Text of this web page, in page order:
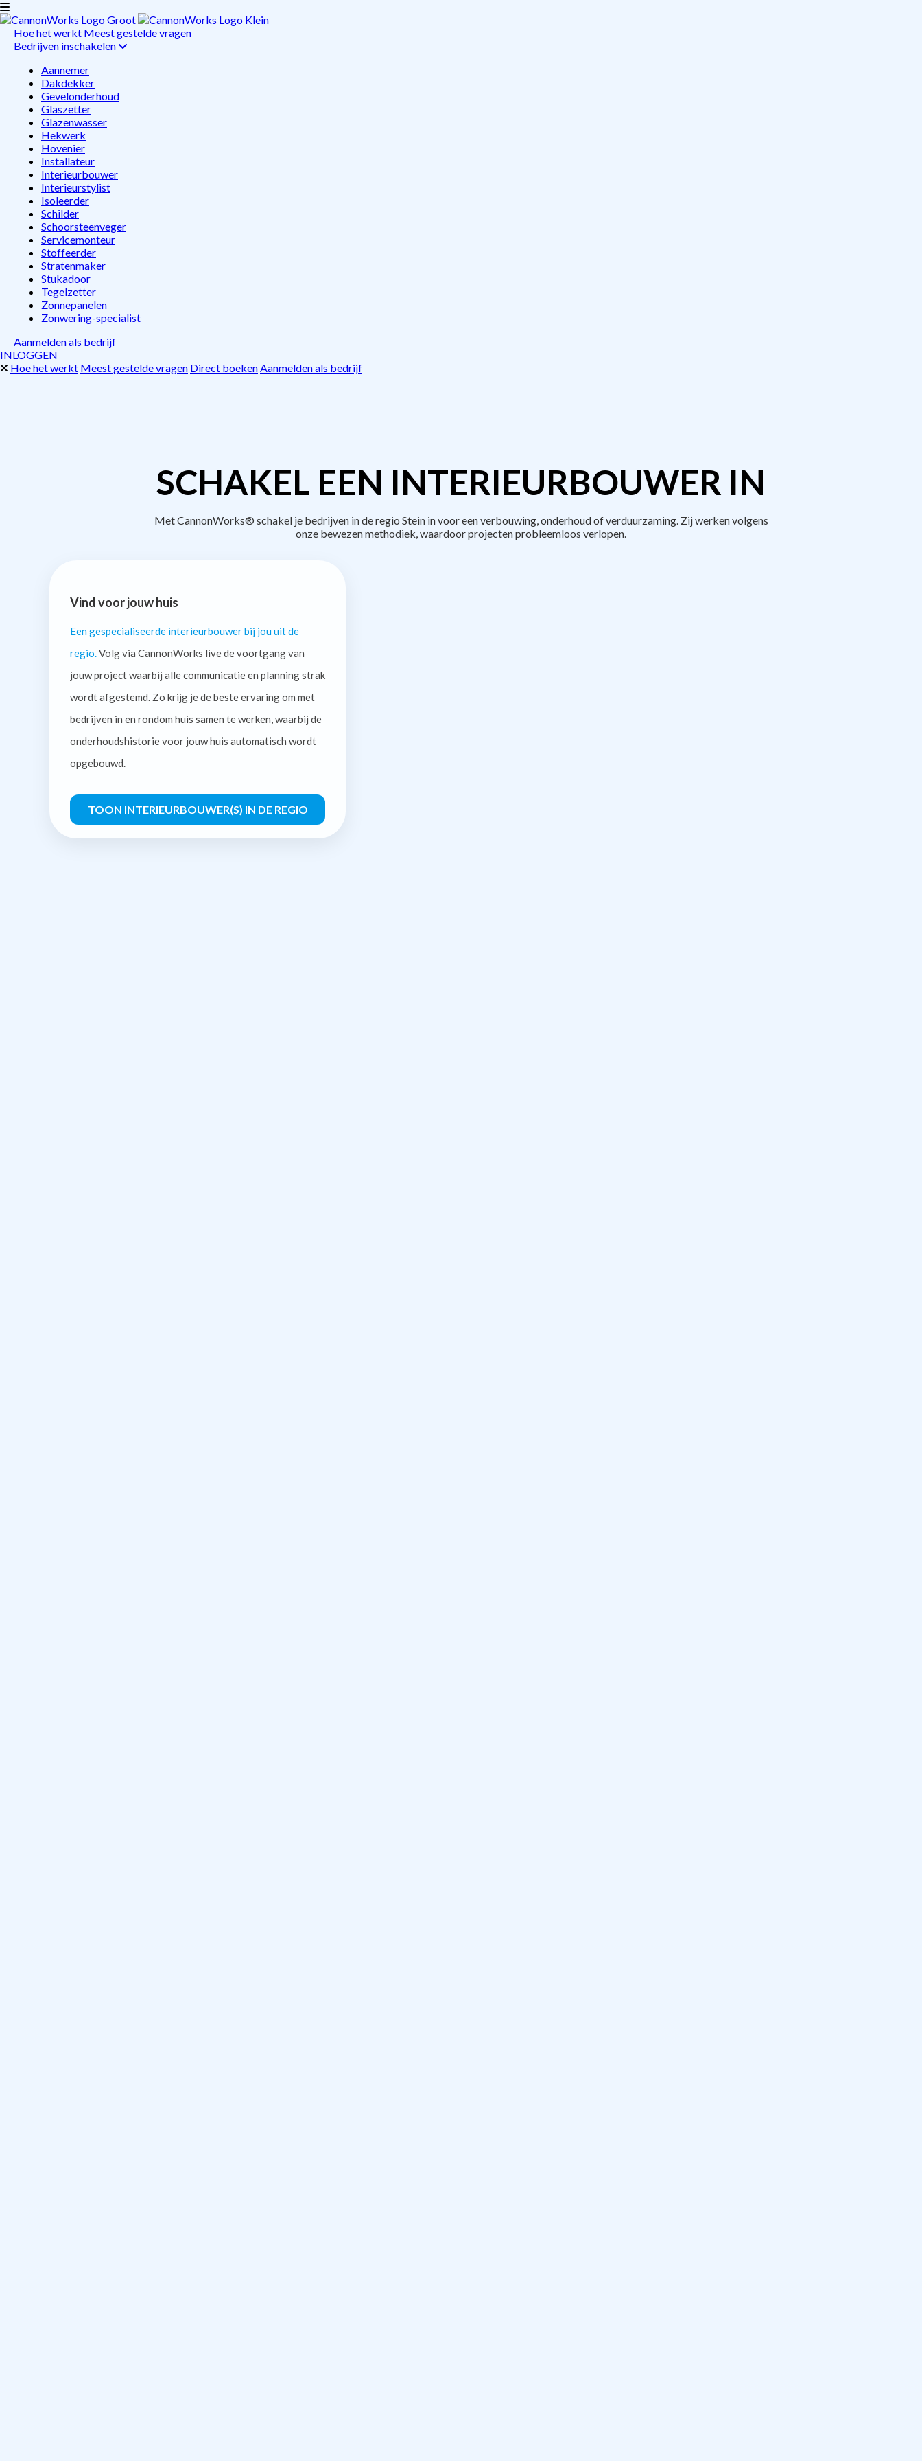
Hoe het werkt Meest gestelde vragen
Bedrijven inschakelen
Aannemer
Dakdekker
Gevelonderhoud
Glaszetter
Glazenwasser
Hekwerk
Hovenier
Installateur
Interieurbouwer
Interieurstylist
Isoleerder
Schilder
Schoorsteenveger
Servicemonteur
Stoffeerder
Stratenmaker
Stukadoor
Tegelzetter
Zonnepanelen
Zonwering-specialist
Aanmelden als bedrijf
INLOGGEN
Hoe het werkt Meest gestelde vragen Direct boekenAanmelden als bedrijf
SCHAKEL EEN INTERIEURBOUWER IN
Met CannonWorks® schakel je bedrijven in de regio Stein in voor een verbouwing, onderhoud of verduurzaming. Zij werken volgens
onze bewezen methodiek, waardoor projecten probleemloos verlopen.
Vind voor jouw huis
Een gespecialiseerde interieurbouwer bij jou uit de
regio. Volg via CannonWorks live de voortgang van
jouw project waarbij alle communicatie en planning strak
wordt afgestemd. Zo krijg je de beste ervaring om met
bedrijven in en rondom huis samen te werken, waarbij de
onderhoudshistorie voor jouw huis automatisch wordt
opgebouwd.
TOON INTERIEURBOUWER(S) IN DE REGIO